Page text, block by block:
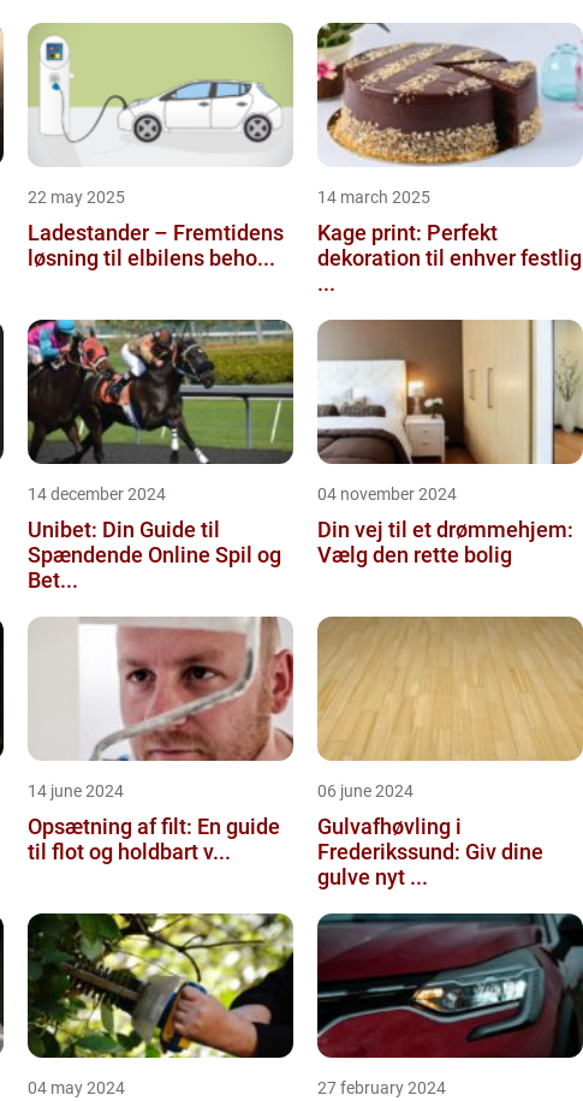
22 may 2025
Ladestander – Fremtidens
løsning til elbilens beho...
14 march 2025
Kage print: Perfekt
dekoration til enhver festlig
...
14 december 2024
Unibet: Din Guide til
Spændende Online Spil og
Bet...
04 november 2024
Din vej til et drømmehjem:
Vælg den rette bolig
14 june 2024
Opsætning af filt: En guide
til flot og holdbart v...
06 june 2024
Gulvafhøvling i
Frederikssund: Giv dine
gulve nyt ...
04 may 2024 27 february 2024